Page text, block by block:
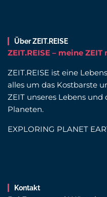
Über ZEIT.REISE
ZEIT.REISE – meine ZEIT
ZEIT.REISE ist eine
alles um das Kostbarste
ZEIT unseres Lebens und
Planeten.
EXPLORING PLANET
Kontakt